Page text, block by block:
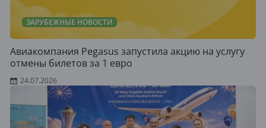
ЗАРУБЕЖНЫЕ НОВОСТИ
Авиакомпания Pegasus запустила акцию на услугу
отмены билетов за 1 евро
24.07.2026